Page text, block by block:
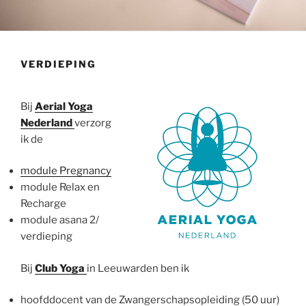
VERDIEPING
Bij Aerial Yoga
Nederlandverzorg
ik de
module Pregnancy
module Relax en
Recharge
module asana 2/
verdieping
Bij Club Yoga in Leeuwarden ben ik
hoofddocent van de Zwangerschapsopleiding (50 uur)